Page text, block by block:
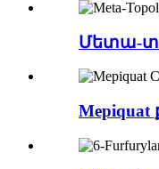
Մետա-
Mepiquat